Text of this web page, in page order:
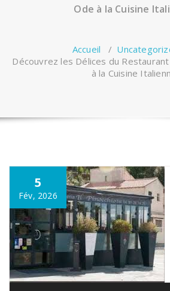
Ode à la Cuisine
Accueil /
Découvrez les Délices du
à la Cuisine
5
Fév, 2026